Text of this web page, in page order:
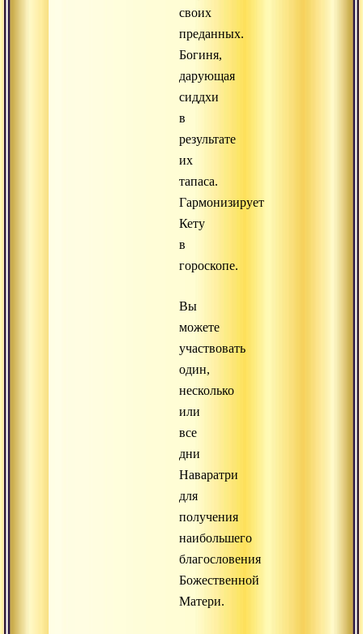
своих
преданных.
Богиня,
дарующая
сиддхи
в
результате
их
тапаса.
Гармонизирует
Кету
в
гороскопе.
Вы
можете
участвовать
один,
несколько
или
все
дни
Наваратри
для
получения
наибольшего
благословения
Божественной
Матери.